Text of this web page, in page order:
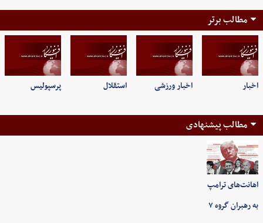
مطالب برتر
اخبار اخبار ورزشی استقلال پرسپولیس
مطالب پیشنهادی
اهانت‌های ترامپ
به رهبران گروه ۷